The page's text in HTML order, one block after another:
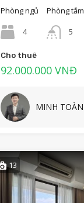
Phòng ngủ
4
Phòng tắm
5
Cho thuê
92.000.000 VNĐ
MINH TOÀN
13